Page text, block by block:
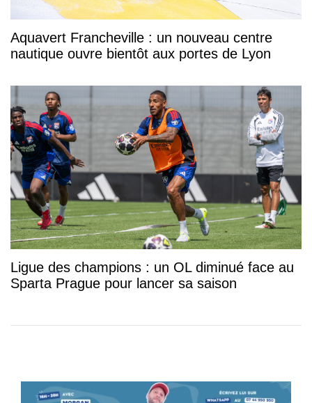
Aquavert Francheville : un nouveau centre
nautique ouvre bientôt aux portes de Lyon
Ligue des champions : un OL diminué face au
Sparta Prague pour lancer sa saison